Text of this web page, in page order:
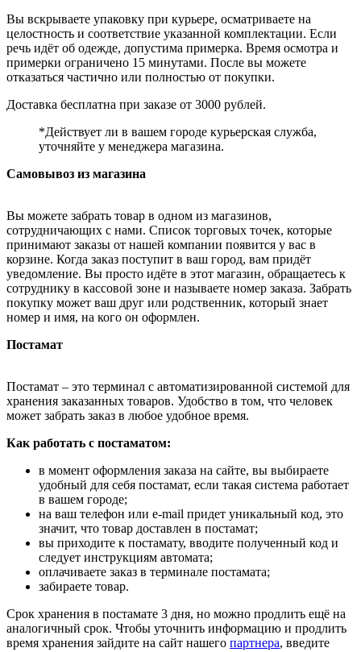
Вы вскрываете упаковку при курьере, осматриваете на
целостность и соответствие указанной комплектации. Если
речь идёт об одежде, допустима примерка. Время осмотра и
примерки ограничено 15 минутами. После вы можете
отказаться частично или полностью от покупки.
Доставка бесплатна при заказе от 3000 рублей.
*Действует ли в вашем городе курьерская служба,
уточняйте у менеджера магазина.
Самовывоз из магазина
Вы можете забрать товар в одном из магазинов,
сотрудничающих с нами. Список торговых точек, которые
принимают заказы от нашей компании появится у вас в
корзине. Когда заказ поступит в ваш город, вам придёт
уведомление. Вы просто идёте в этот магазин, обращаетесь к
сотруднику в кассовой зоне и называете номер заказа. Забрать
покупку может ваш друг или родственник, который знает
номер и имя, на кого он оформлен.
Постамат
Постамат – это терминал с автоматизированной системой для
хранения заказанных товаров. Удобство в том, что человек
может забрать заказ в любое удобное время.
Как работать с постаматом:
в момент оформления заказа на сайте, вы выбираете
удобный для себя постамат, если такая система работает
в вашем городе;
на ваш телефон или e-mail придет уникальный код, это
значит, что товар доставлен в постамат;
вы приходите к постамату, вводите полученный код и
следует инструкциям автомата;
оплачиваете заказ в терминале постамата;
забираете товар.
Срок хранения в постамате 3 дня, но можно продлить ещё на
аналогичный срок. Чтобы уточнить информацию и продлить
время хранения зайдите на сайт нашего партнера, введите